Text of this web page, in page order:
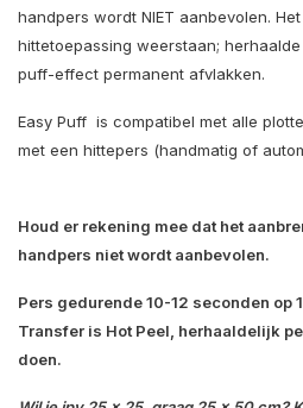
handpers wordt NIET aanbevolen.
hittetoepassing weerstaan;
puff-effect permanent afvlakken.
Easy Puff is compatibel met alle
met een hittepers (handmatig of
Houd er rekening mee dat het
handpers niet wordt aanbevolen.
Pers gedurende 10-12 seconden op
Transfer is Hot Peel, herhaaldelijk
doen.